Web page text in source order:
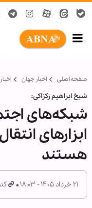
صفحه اصلی اخبار جهان
شیخ ابراهیم زکزاکی:
شبکه‌های
ابزارهای
هستند
۲۱ خرداد ۱۴۰۵ - ۱۸:۰۳ کد